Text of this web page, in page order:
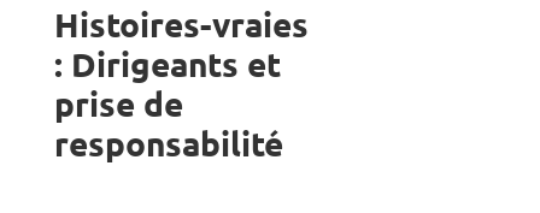
Histoires-vraies
: Dirigeants et
prise de
responsabilité